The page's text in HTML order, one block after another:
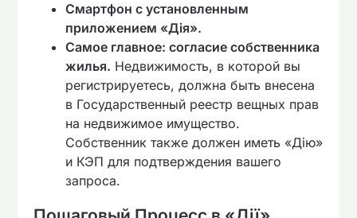
Смартфон с установленным
приложением «Дія».
Самое главное: согласие собственника
жилья. Недвижимость, в которой вы
регистрируетесь, должна быть внесена
в Государственный реестр вещных прав
на недвижимое имущество.
Собственник также должен иметь «Дію»
и КЭП для подтверждения вашего
запроса.